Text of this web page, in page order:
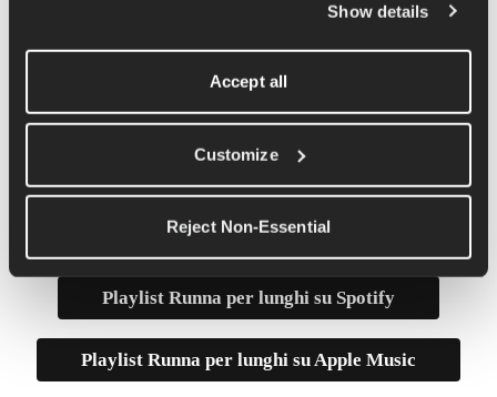
Show details
Accept all
Customize
Reject Non-Essential
Playlist Runna per corse in salita su Spotify
Playlist Runna per corse in salita su Apple
Playlist Runna per lunghi
Playlist Runna per lunghi su Spotify
Playlist Runna per lunghi su Apple Music